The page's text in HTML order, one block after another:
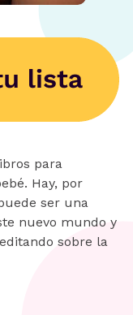
para
Hay, por
ser una
nuevo mundo y
sobre la